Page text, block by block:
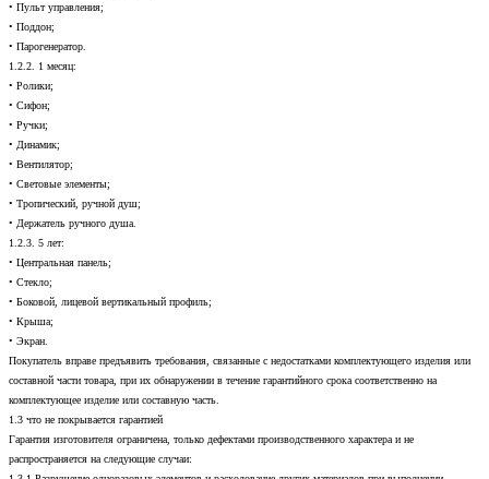
• Пульт управления;
• Поддон;
• Парогенератор.
1.2.2. 1 месяц:
• Ролики;
• Сифон;
• Ручки;
• Динамик;
• Вентилятор;
• Световые элементы;
• Тропический, ручной душ;
• Держатель ручного душа.
1.2.3. 5 лет:
• Центральная панель;
• Стекло;
• Боковой, лицевой вертикальный профиль;
• Крыша;
• Экран.
Покупатель вправе предъявить требования, связанные с недостатками комплектующего изделия или
составной части товара, при их обнаружении в течение гарантийного срока соответственно на
комплектующее изделие или составную часть.
1.3 что не покрывается гарантией
Гарантия изготовителя ограничена, только дефектами производственного характера и не
распространяется на следующие случаи: